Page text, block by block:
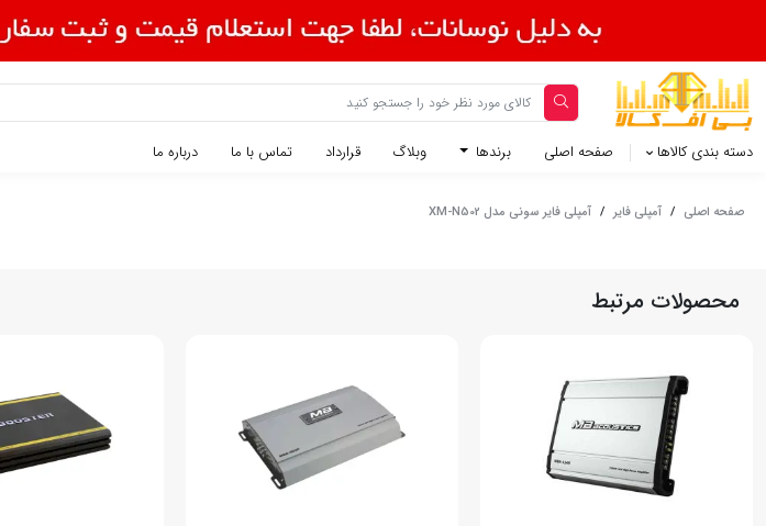
دسته بندی کالاها صفحه اصلی برندها وبلاگ قرارداد تماس با ما درباره ما
صفحه اصلی / آمپلی فایر / آمپلی فایر سونی مدل XM-N502
محصولات مرتبط